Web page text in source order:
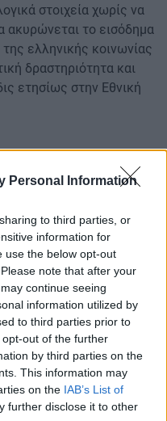
Personal Information
to third parties, or
information for
use the below opt-out
note that after your
continue seeing
information utilized by
to third parties prior to
out of the further
by third parties on the
This information may
on the IAB’s List of
further disclose it to other
στοιχεία χωρίς να
ακυρώνεται το εισόδημα
ελληνικής κοινωνίας
δραστηριότητα και
ετησίως στην Εθνική
φράγκο
Υπερδιπλάσιες
ράφι
στοGoogle Newsκαι
για την Κρήτη